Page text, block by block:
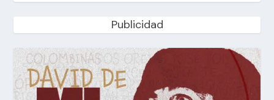
Publicidad